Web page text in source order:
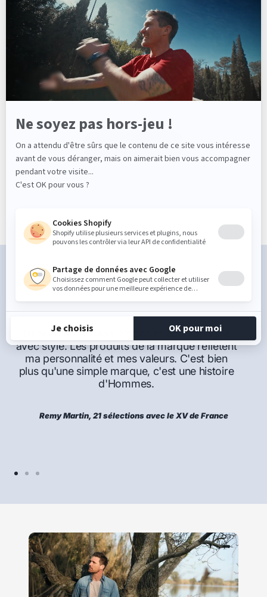
SHILTON, UNE MARQUE SPORTSWEAR BIEN FRANÇAISE !
Fondée en 1993, la Marque Shilton est issue du Sud de la
France et plus précisément du Biterrois. Son créateur Michaël
Guedj, enfant du pays passionné de sports a lancé une gamme
de Prêt-à-porter Masculine orientée Sport chic qui n’a de cesse
d’évoluer au gré du temps et des tendances depuis plus de 25
EN SAVOIR PLUS
CE QU'ILS DISENT DE NOUS
Depuis des années, Shilton m'accompagne
avec style. Les produits de la marque reflètent
ma personnalité et mes valeurs. C'est bien
plus qu'une simple marque, c'est une histoire
d'Hommes.
Remy Martin, 21 sélections avec le XV de France
slideslideslide